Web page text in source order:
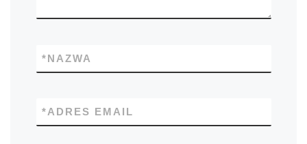
NAZWA
*
ADRES EMAIL
*